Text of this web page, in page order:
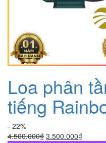
Loa phân
tiếng
- 22%
4.500.000₫ Giá
3.500.000₫Giá